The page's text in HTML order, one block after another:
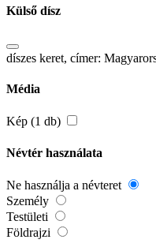
Külső dísz
díszes keret, címer:
Média
Kép (1 db)
Névtér használata
Ne használja a névteret
Személy
Testületi
Földrajzi